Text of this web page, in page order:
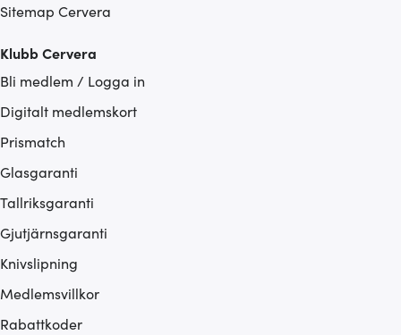
Sitemap Cervera
Klubb Cervera
Bli medlem / Logga in
Digitalt medlemskort
Prismatch
Glasgaranti
Tallriksgaranti
Gjutjärnsgaranti
Knivslipning
Medlemsvillkor
Rabattkoder